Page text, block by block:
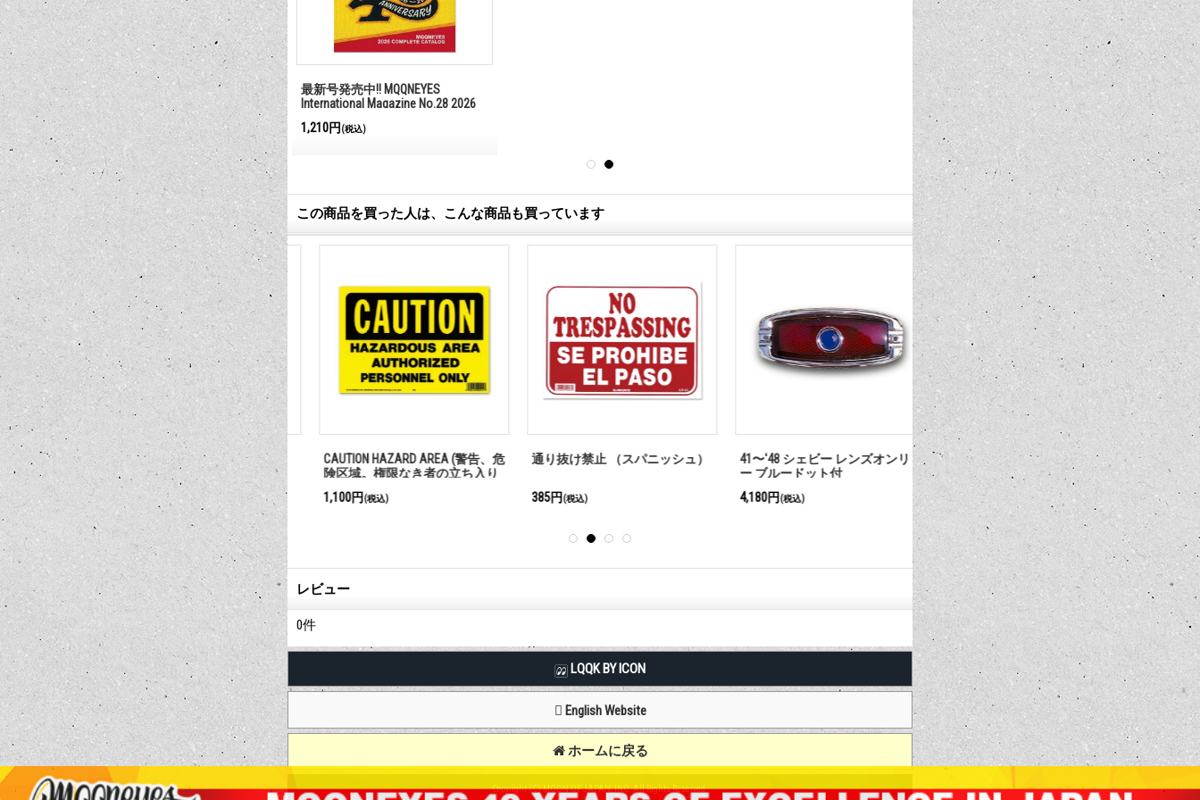
ード 番犬勤務中
385円 (税込)
最新号発売中!! MQQNEYES
International Magazine No.28 2026
1,210円 (税込)
この商品を買った人は、こんな商品も買っています
立入禁止
385円 (税込)
CAUTION HAZARD AREA (警告、危
険区域。権限なき者の立ち入り
1,100円(税込)
通り抜け禁止 （スパニッシュ）
385円(税込)
41〜'48 シェビー レンズオンリ
ー ブルードット付
4,180円(税込)
DANGER FLAMMABLE MATERIAL (危
険、可燃性物質)
1,100円
(税込)
DOG ON
550円 (税込)
レビュー
0件
LQQK BY ICON
English Website
ホームに戻る
Copyright (C) MOON OF JAPAN, INC. All Rights Reserved.